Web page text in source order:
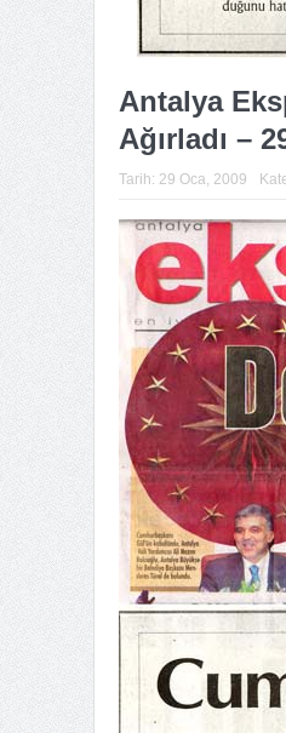
Antalya
Ağırladı –
Tarih: 29 Oca, 2009